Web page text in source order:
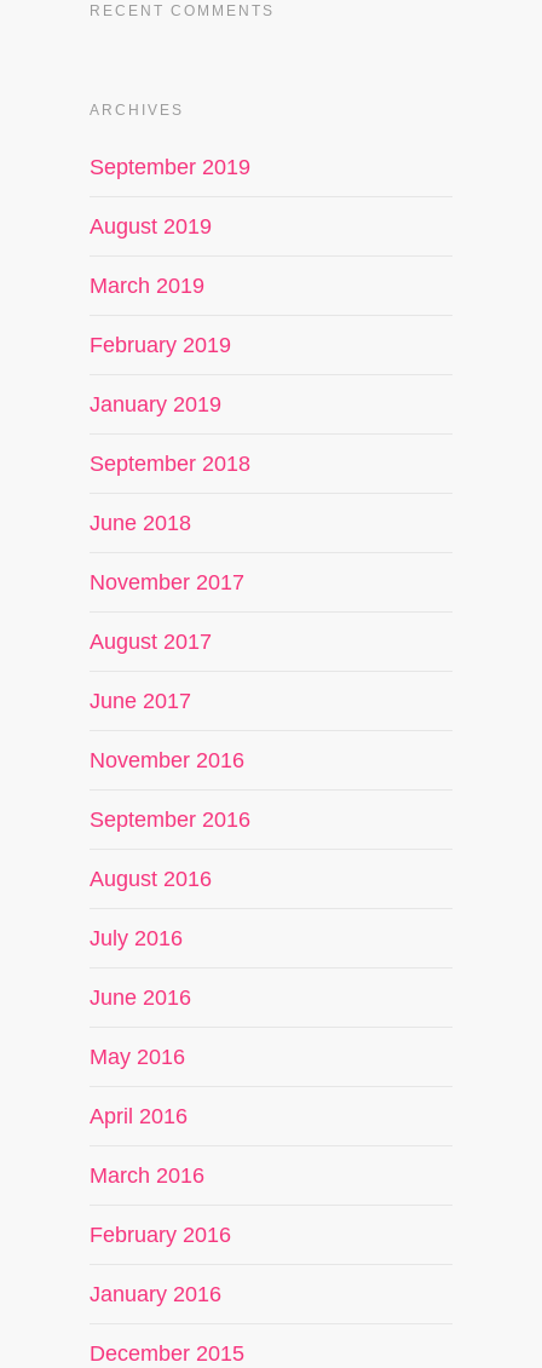
RECENT COMMENTS
ARCHIVES
September 2019
August 2019
March 2019
February 2019
January 2019
September 2018
June 2018
November 2017
August 2017
June 2017
November 2016
September 2016
August 2016
July 2016
June 2016
May 2016
April 2016
March 2016
February 2016
January 2016
December 2015